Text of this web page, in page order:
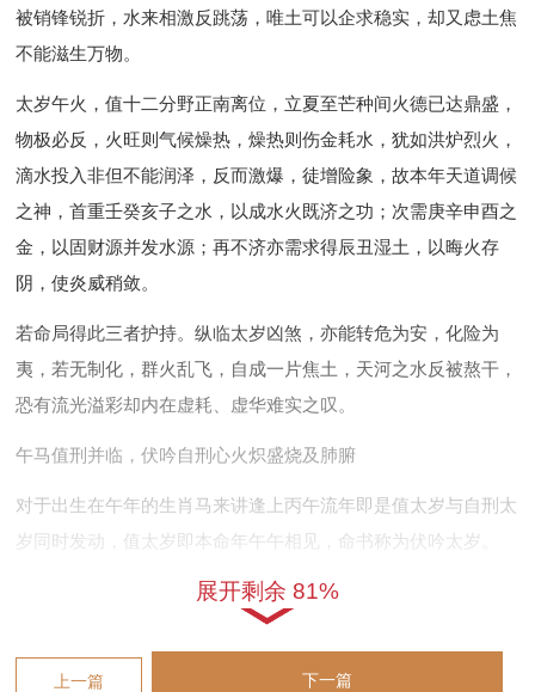
被销锋锐折，水来相激反跳荡，唯土可以企求稳实，却又虑土焦
不能滋生万物。
太岁午火，值十二分野正南离位，立夏至芒种间火德已达鼎盛，
物极必反，火旺则气候燥热，燥热则伤金耗水，犹如洪炉烈火，
滴水投入非但不能润泽，反而激爆，徒增险象，故本年天道调候
之神，首重壬癸亥子之水，以成水火既济之功；次需庚辛申酉之
金，以固财源并发水源；再不济亦需求得辰丑湿土，以晦火存
阴，使炎威稍敛。
若命局得此三者护持。纵临太岁凶煞，亦能转危为安，化险为
夷，若无制化，群火乱飞，自成一片焦土，天河之水反被熬干，
恐有流光溢彩却内在虚耗、虚华难实之叹。
午马值刑并临，伏吟自刑心火炽盛烧及肺腑
对于出生在午年的生肖马来讲逢上丙午流年即是值太岁与自刑太
岁同时发动，值太岁即本命年午午相见，命书称为伏吟太岁。
伏吟主重复，一遍又一遍、 不前。代表着岁运与根气发生重叠
共振，若原局午火为忌，则如两团烈焰交叠加成，愈演愈烈，心
神被火势焦煎，常有冲动冒进，思虑过度、夜不安眠之态，情绪
展开剩余 81%
上一篇 下一篇